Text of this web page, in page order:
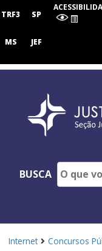
Judiciária
Paulo
TRF3 SP
MS JEF
BUSCA
Internet Concursos